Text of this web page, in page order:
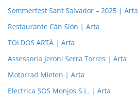
Sommerfest Sant Salvador – 2025 | Arta
Restaurante Cán Sión | Arta
TOLDOS ARTÀ | Arta
Assessoria Jeroni Serra Torres | Arta
Motorrad Mieten | Arta
Electrica SOS Monjos S.L. | Arta